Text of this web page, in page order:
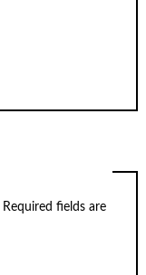
Required fields are